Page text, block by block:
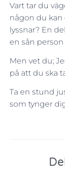
Vart tar du
någon du
lyssnar? En
en sån person
Men vet du;
på att du ska
Ta en stund
som tynger